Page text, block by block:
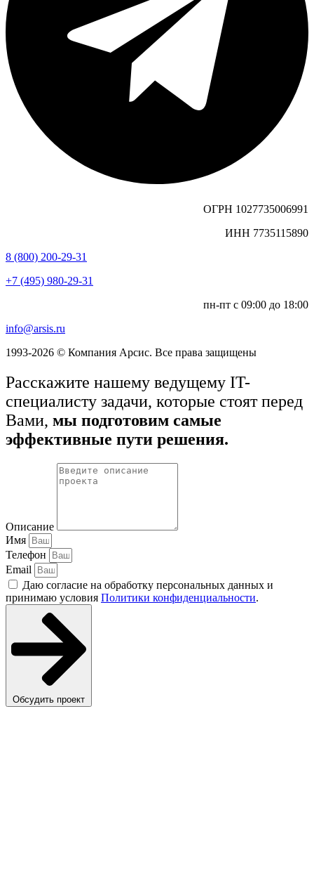
ОГРН 1027735006991
ИНН 7735115890
8 (800) 200-29-31
+7 (495) 980-29-31
пн-пт с 09:00 до 18:00
info@arsis.ru
1993-2026 © Компания Арсис. Все права защищены
Расскажите нашему ведущему IT-
специалисту задачи, которые стоят перед
Вами, мы подготовим самые
эффективные пути решения.
Описание
Имя
Телефон
Email
Даю согласие на обработку персональных данных и
принимаю условия Политики конфиденциальности.
Обсудить проект